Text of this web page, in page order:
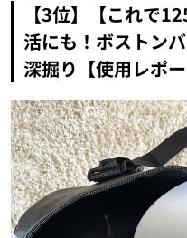
【3位】【これで
活にも！ボストン
深掘り【使用レポー